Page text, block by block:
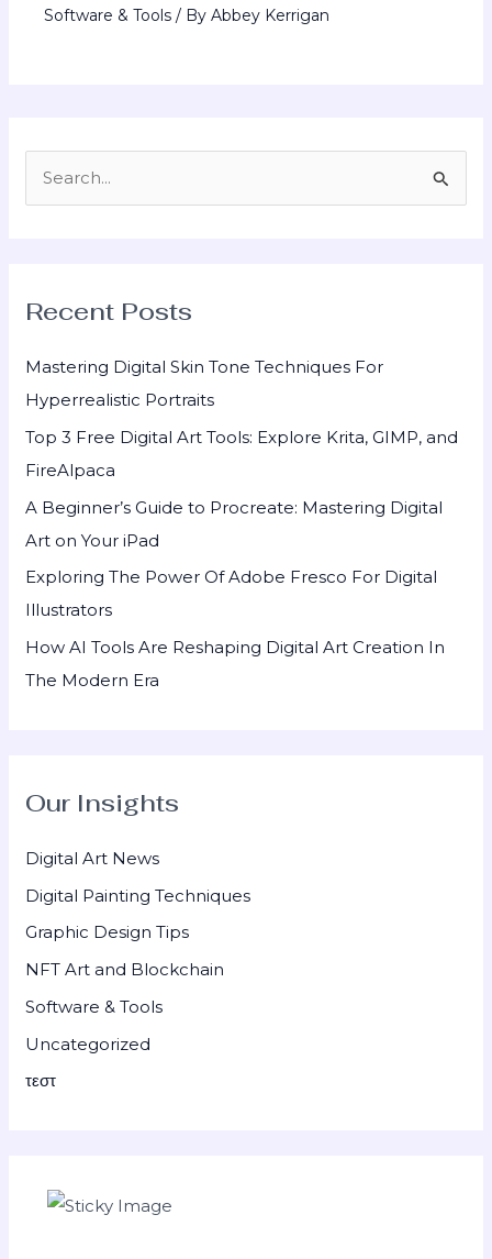
Software & Tools / ByAbbey Kerrigan
c
r
:
Recent Posts
Mastering Digital Skin Tone Techniques For
Hyperrealistic Portraits
Top 3 Free Digital Art Tools: Explore Krita, GIMP, and
FireAlpaca
A Beginner’s Guide to Procreate: Mastering Digital
Art on Your iPad
Exploring The Power Of Adobe Fresco For Digital
Illustrators
How AI Tools Are Reshaping Digital Art Creation In
The Modern Era
Our Insights
Digital Art News
Digital Painting Techniques
Graphic Design Tips
NFT Art and Blockchain
Software & Tools
Uncategorized
τεστ